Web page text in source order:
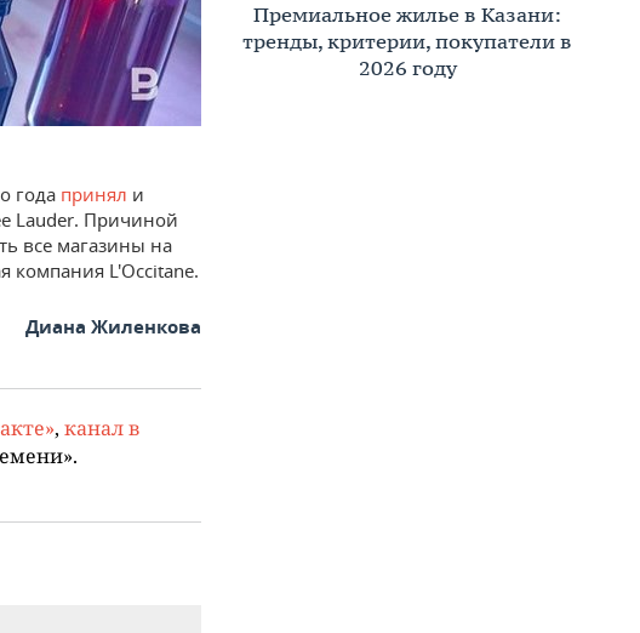
года принял и
Lauder. Причиной
все магазины на
компания L'Occitane.
Диана Жиленкова
, канал в
Премиальное жилье в Казани:
тренды, критерии, покупатели в
2026 году